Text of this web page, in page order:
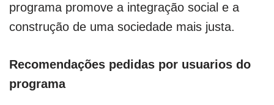
programa promove a integração social e a
construção de uma sociedade mais justa.
Recomendações pedidas por usuarios do
programa